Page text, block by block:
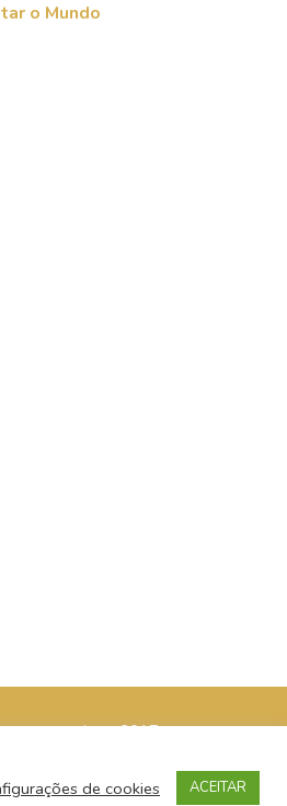
o Mundo
reservados - 2017
de cookies ACEITAR